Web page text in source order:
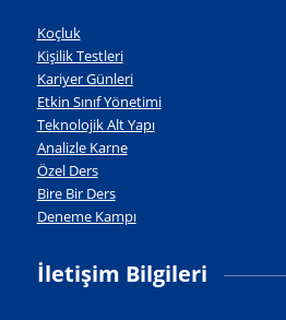
Koçluk
Kişilik Testleri
Kariyer Günleri
Etkin Sınıf Yönetimi
Teknolojik Alt Yapı
Analizle Karne
Özel Ders
Bire Bir Ders
Deneme Kampı
İletişim Bilgileri